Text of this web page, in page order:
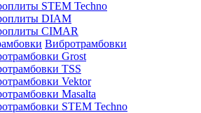
STEM Techno
DIAM
CIMAR
Вибротрамбовки
Grost
TSS
Vektor
Masalta
STEM Techno